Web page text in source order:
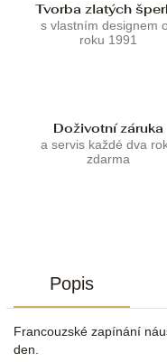
Tvorba zlatých
s vlastním designem
roku 1991
Doživotní záruka
a servis každé dva
zdarma
Popis
Francouzské zapínání
den.